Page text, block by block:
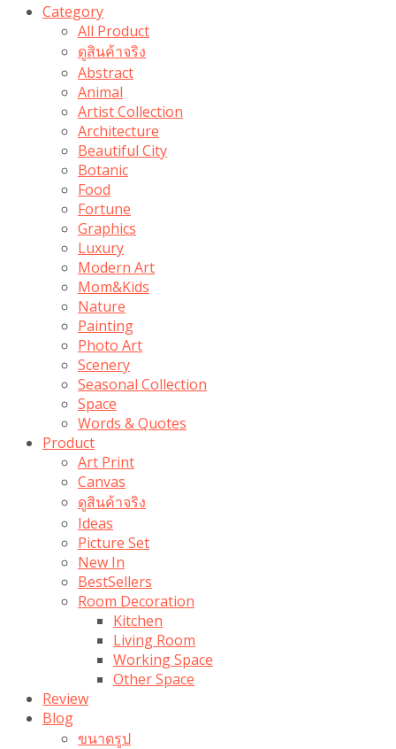
Category
All Product
ดูสินค้าจริง
Abstract
Animal
Artist Collection
Architecture
Beautiful City
Botanic
Food
Fortune
Graphics
Luxury
Modern Art
Mom&Kids
Nature
Painting
Photo Art
Scenery
Seasonal Collection
Space
Words & Quotes
Product
Art Print
Canvas
ดูสินค้าจริง
Ideas
Picture Set
New In
BestSellers
Room Decoration
Kitchen
Living Room
Working Space
Other Space
Review
Blog
ขนาดรูป